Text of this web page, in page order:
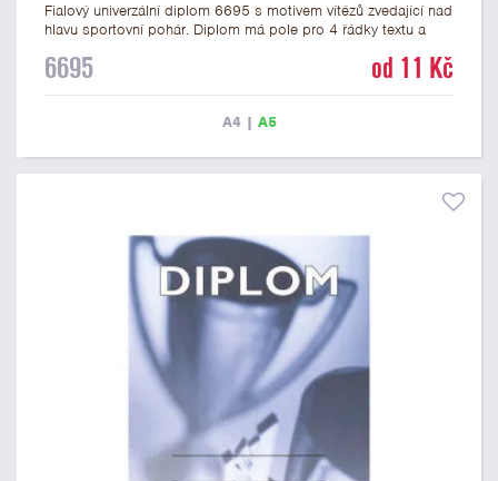
Fialový univerzální diplom 6695 s motivem vítězů zvedající nad
hlavu sportovní pohár. Diplom má pole pro 4 řádky textu a
formátu A4 a A5. Tento univerzální diplom je vhodný pro
motivem vítězů s pohárem má gramáž 250 g/m2.
6695 od 11 Kč
A4| A5